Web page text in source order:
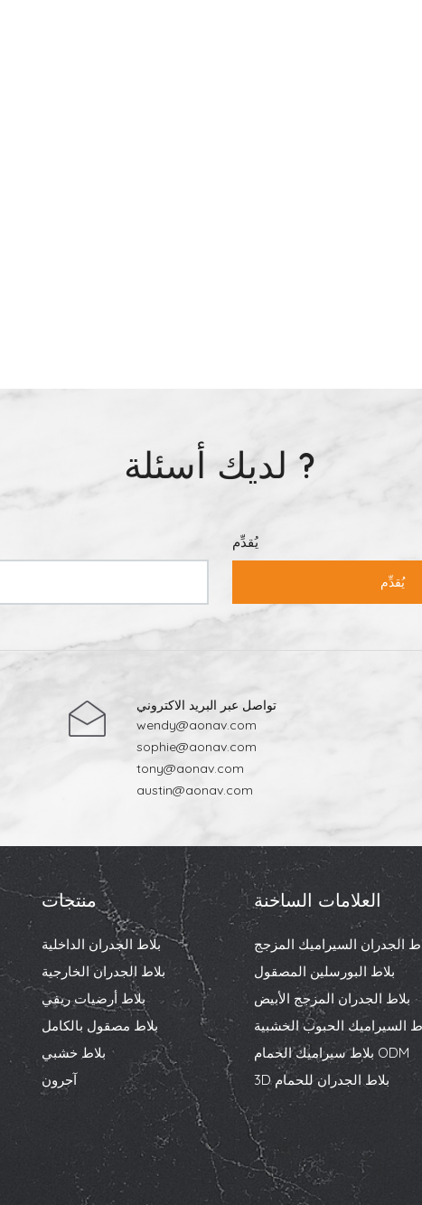
لديك أسئلة ?
يُقدِّم
يُقدِّم
تواصل عبر البريد الاكتروني
wendy@aonav.com
sophie@aonav.com
tony@aonav.com
austin@aonav.com
منتجات
بلاط الجدران الداخلية
بلاط الجدران الخارجية
بلاط أرضيات ريفي
بلاط مصقول بالكامل
بلاط خشبي
آحرون
العلامات الساخنة
الجدران السيراميك المزجج
بلاط البورسلين المصقول
بلاط الجدران المزجج الأبيض
السيراميك الحبوب الخشبية
بلاط سيراميك الحمام ODM
3D بلاط الجدران للحمام